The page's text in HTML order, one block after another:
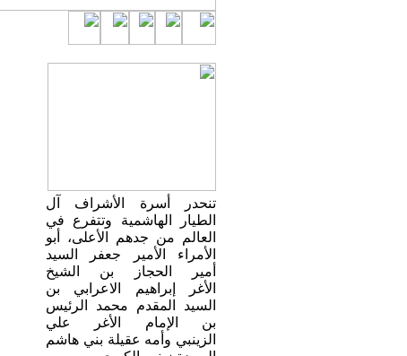
تنحدر أسرة الأشراف آل
الطيار الهاشمية وتتفرع في
العالم من جدهم الأعلى، أبو
الأمراء الأمير جعفر السيد
أمير الحجاز بن الشيخ
الأغر إبراهيم الاعرابي بن
السيد المقدم محمد الرئيس
بن الإمام الأغر علي
الزينبي وأمه عقيلة بني هاشم